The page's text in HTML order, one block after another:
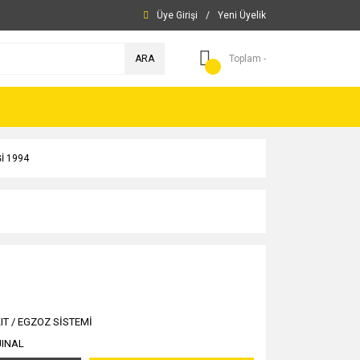
Üye Girişi / Yeni Üyelik
ARA Toplam -
1994
/ EGZOZ SİSTEMİ